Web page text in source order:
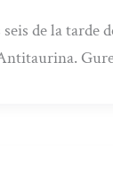
de la